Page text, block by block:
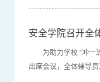
安全学院召开全
为助力学校 “冲
出席会议，全体辅导